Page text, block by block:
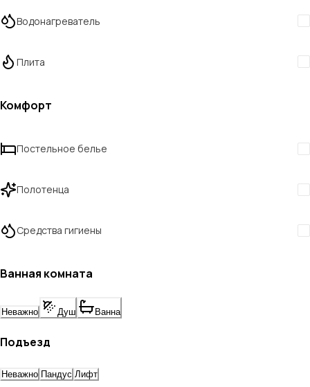
Водонагреватель
Плита
Комфорт
Постельное белье
Полотенца
Средства гигиены
Ванная комната
Неважно Душ Ванна
Подъезд
Неважно Пандус Лифт